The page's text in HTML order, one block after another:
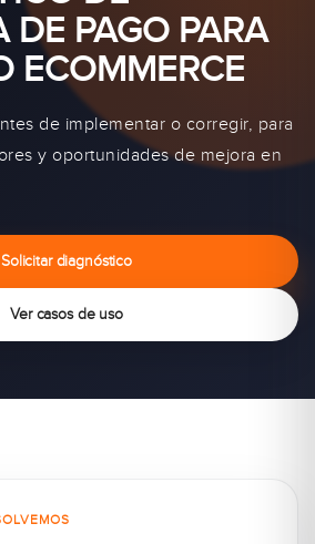
DE PAGO PARA
ECOMMERCE
de implementar o corregir, para
y oportunidades de mejora en
Solicitar diagnóstico
Ver casos de uso